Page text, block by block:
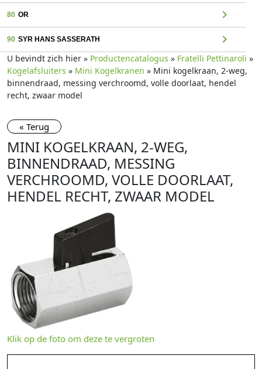
80 OR chevron_right
90 SYR HANS SASSERATH chevron_right
U bevindt zich hier » Productencatalogus » Fratelli Pettinaroli »
Kogelafsluiters » Mini Kogelkranen » Mini kogelkraan, 2-weg,
binnendraad, messing verchroomd, volle doorlaat, hendel
recht, zwaar model
« Terug
MINI KOGELKRAAN, 2-WEG,
BINNENDRAAD, MESSING
VERCHROOMD, VOLLE DOORLAAT,
HENDEL RECHT, ZWAAR MODEL
Klik op de foto om deze te vergroten